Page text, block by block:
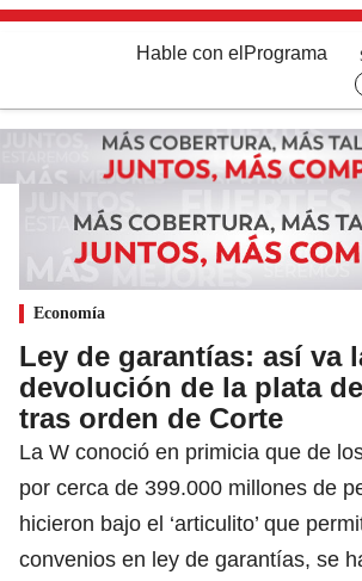
Hable con el Programa
Economía
Ley de garantías: así va
devolución de la plata
tras orden de Corte
La W conoció en primicia que de
por cerca de 399.000 millones de
hicieron bajo el ‘articulito’ que
convenios en ley de garantías, se